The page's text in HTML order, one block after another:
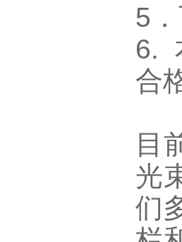
5
6.
合
目
光
们